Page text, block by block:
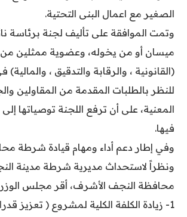
الصغير مع اعمال البنى التحتية.
وتمت الموافقة على تأليف لجنة برئاسة
ميسان أو من يخوله، وعضوية ممثلين من
(القانونية ، والرقابة والتدقيق ،
للنظر بالطلبات المقدمة من المقاولين
المعنية، على أن ترفع اللجنة توصياتها
فيها.
وفي إطار دعم أداء ومهام قيادة شرطة
ونظراً لاستحداث مديرية شرطة مدينة
محافظة النجف الأشرف، أقر مجلس
1- زيادة الكلفة الكلية لمشروع ( تعزيز